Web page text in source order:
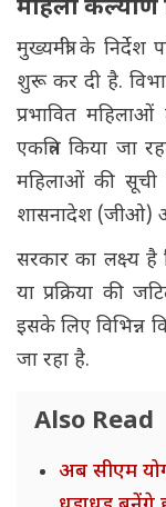
महिला कल्याण
मुख्यमंत्री के
शुरू कर दी है.
प्रभावित महिलाओं
एकत्रित किया जा
महिलाओं की सूची
शासनादेश (जीओ)
सरकार का लक्ष्य है
या प्रक्रिया की
इसके लिए विभिन्न
जा रहा है.
Also Read
अब सीएम